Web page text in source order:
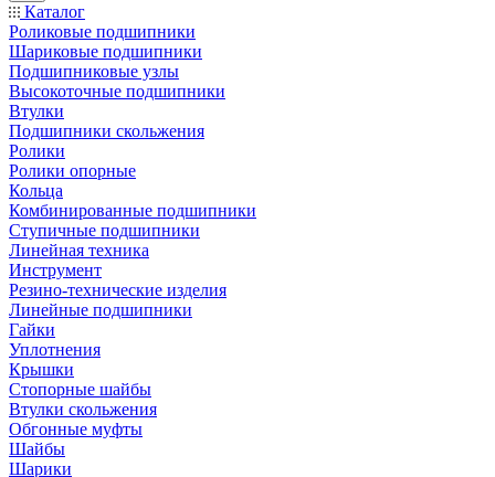
Каталог
Роликовые подшипники
Шариковые подшипники
Подшипниковые узлы
Высокоточные подшипники
Втулки
Подшипники скольжения
Ролики
Ролики опорные
Кольца
Комбинированные подшипники
Ступичные подшипники
Линейная техника
Инструмент
Резино-технические изделия
Линейные подшипники
Гайки
Уплотнения
Крышки
Стопорные шайбы
Втулки скольжения
Обгонные муфты
Шайбы
Шарики